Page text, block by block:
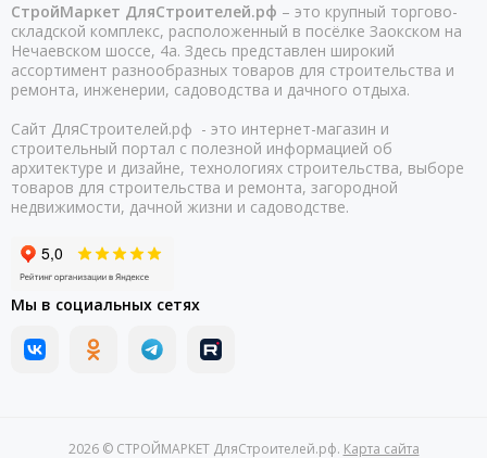
СтройМаркет ДляСтроителей.рф – это крупный торгово-
складской комплекс, расположенный в посёлке Заокском на
Нечаевском шоссе, 4а. Здесь представлен широкий
ассортимент разнообразных товаров для строительства и
ремонта, инженерии, садоводства и дачного отдыха.
Сайт ДляСтроителей.рф - это интернет-магазин и
строительный портал с полезной информацией об
архитектуре и дизайне, технологиях строительства, выборе
товаров для строительства и ремонта, загородной
недвижимости, дачной жизни и садоводстве.
Мы в социальных сетях
2026 © СТРОЙМАРКЕТ ДляСтроителей.рф. Карта сайта